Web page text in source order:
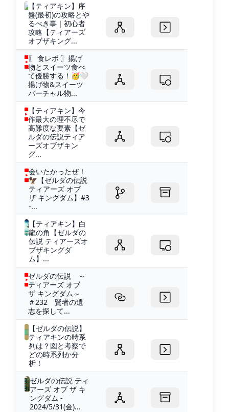
【ティアキン】序
盤(最初)の攻略とや
るべき事｜初心者
攻略【ティアーズ
オブザキング...
〖 食レポ 〗揚げ
物とスイーツ食べ
て優勝する！🥳🤍
揚げ物&スイーツ
バーチャル物...
【ティアキン】今
作最大の理不尽で
高難度な要素【ゼ
ルダの伝説ティア
ーズオブザキン
グ...
会いたかったぜ！
🦅【ゼルダの伝説
ティアーズ オブ
ザ キングダム】#3
-...
【ティアキン】白
龍の角【ゼルダの
伝説 ティアーズオ
ブザキングダ
ム】...
ゼルダの伝説 ～
ティアーズ オブ
ザ キングダム～
＃232 賢者の遺
志を探して...
【ゼルダの伝説】
ティアキンの時系
列は？図と考察で
どの時系列か分
析！
ゼルダの伝説 ティ
アーズ オブ ザ キ
ングダム -
2024/5/31(金)...